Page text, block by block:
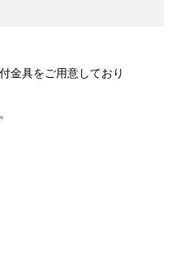
金具をご用意しており